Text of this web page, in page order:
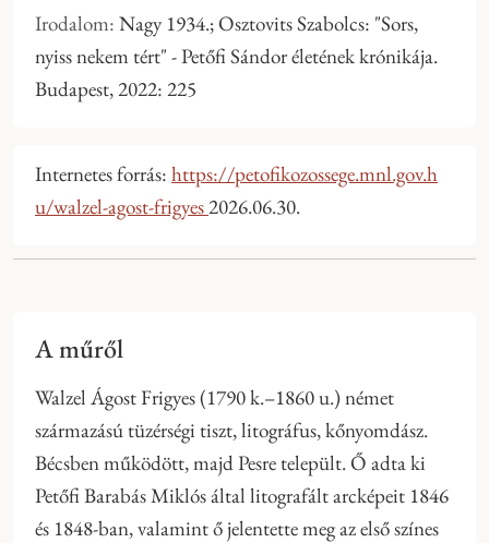
Irodalom: Nagy 1934.; Osztovits Szabolcs: "Sors,
nyiss nekem tért" - Petőfi Sándor életének krónikája.
Budapest, 2022: 225
Internetes forrás: https://petofikozossege.mnl.gov.h
u/walzel-agost-frigyes2026.06.30.
A műről
Walzel Ágost Frigyes (1790 k.–1860 u.) német
származású tüzérségi tiszt, litográfus, kőnyomdász.
Bécsben működött, majd Pesre települt. Ő adta ki
Petőfi Barabás Miklós által litografált arcképeit 1846
és 1848-ban, valamint ő jelentette meg az első színes